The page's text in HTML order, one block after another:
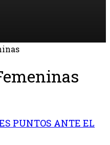
PUNTOS ANTE EL